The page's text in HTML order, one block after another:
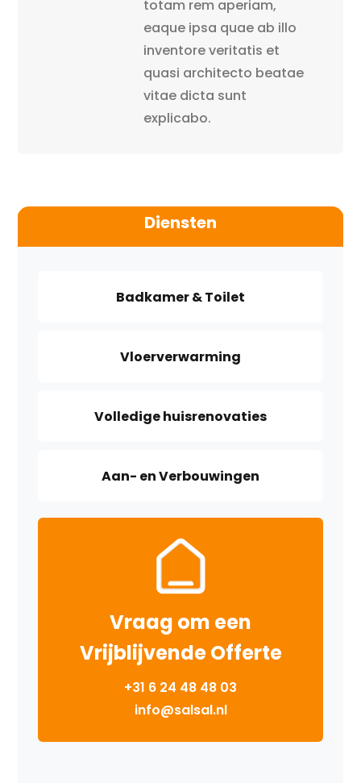
totam rem aperiam,
eaque ipsa quae ab illo
inventore veritatis et
quasi architecto beatae
vitae dicta sunt
explicabo.
Diensten
Badkamer & Toilet
Vloerverwarming
Volledige huisrenovaties
Aan- en Verbouwingen
Vraag om een
Vrijblijvende Offerte
+31 6 24 48 48 03
info@salsal.nl